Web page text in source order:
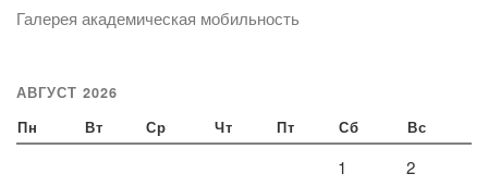
Галерея академическая мобильность
АВГУСТ 2026
Пн Вт Ср Чт Пт Сб Вс
1 2